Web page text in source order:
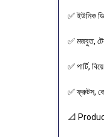
✅ ইউনিক
✅ মজবুত,
✅ পার্টি,
✅ ফ্রুটস,
📐